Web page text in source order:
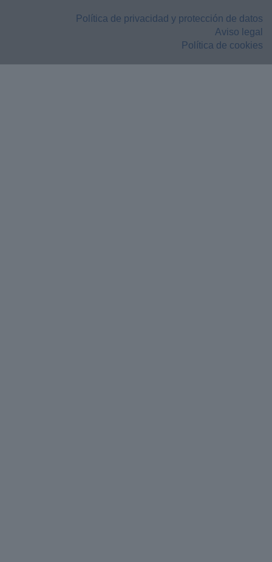
Política de privacidad y protección de datos
Aviso legal
Política de cookies